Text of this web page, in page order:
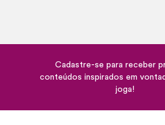
Cadastre-se para receber
conteúdos inspirados em
joga!